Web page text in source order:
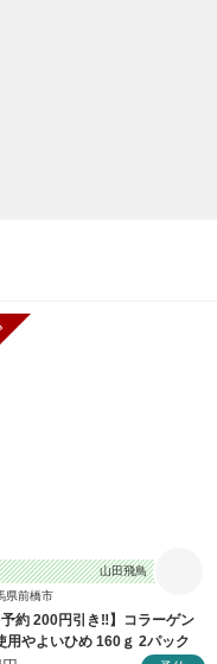
山田飛鳥
県前橋市
予約 200円引き‼】コラーゲン
用やよいひめ 160ｇ 2パック